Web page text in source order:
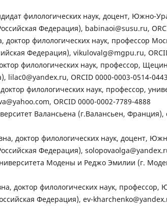
филологических наук, доцент, Южно-
Федерация), babinaoi@susu.ru,
доктор филологических наук, профессор
Федерация), vikulovalg@mgpu.ru,
филологических наук, профессор,
ORCID 0000-0003-0514-0443
филологических наук, профессор,
ORCID 0000-0002-7789-4888
Валансьена (г.Валансьен,
доктор филологических наук, доцент,
Федерация),
Модены и Реджо Эмилии (г.
доктор филологических наук, профессор,
Федерация), ev-